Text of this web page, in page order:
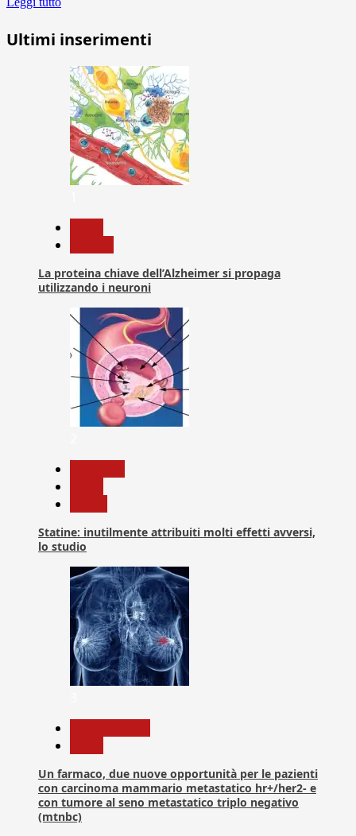
Ultimi inserimenti
La proteina chiave dell’Alzheimer si propaga
utilizzando i neuroni
Statine: inutilmente attribuiti molti effetti avversi,
lo studio
Un farmaco, due nuove opportunità per le pazienti
con carcinoma mammario metastatico hr+/her2- e
con tumore al seno metastatico triplo negativo
(mtnbc)